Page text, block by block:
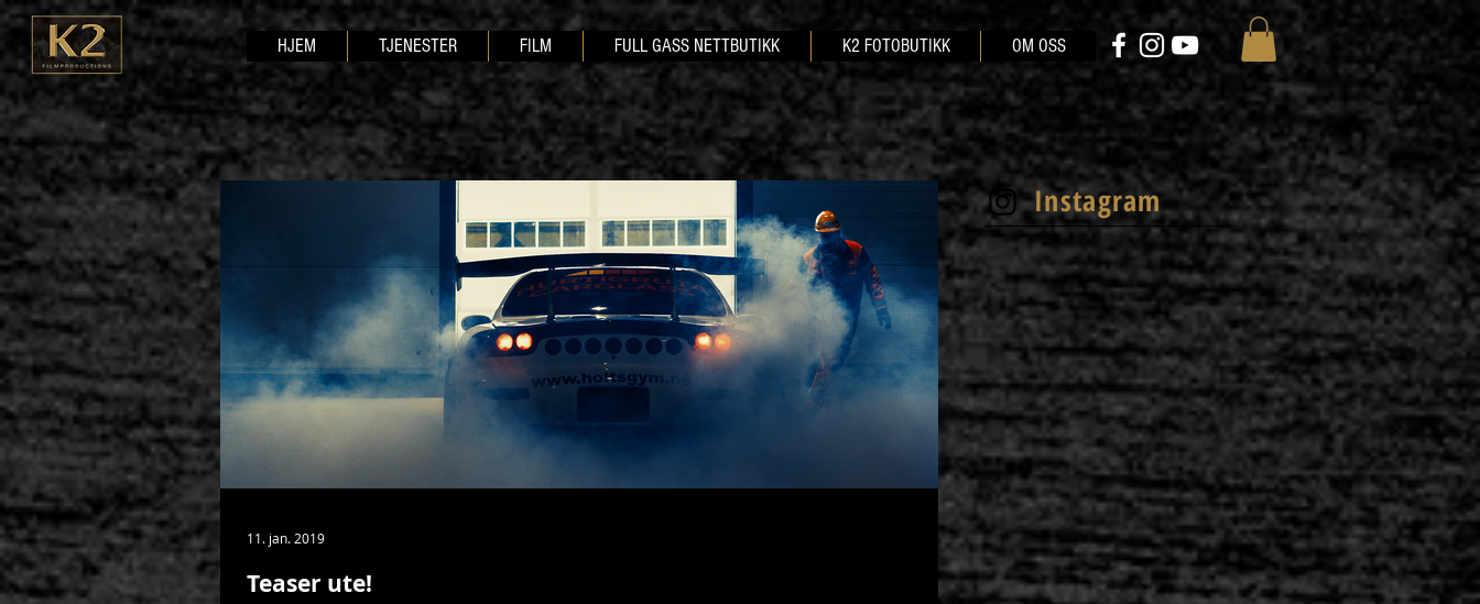
HJEM TJENESTER FILM FULL GASS NETTBUTIKK K2 FOTOBUTIKK OM OSS
Instagram
Teaser ute!
11. jan. 2019